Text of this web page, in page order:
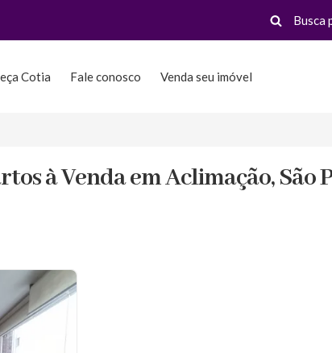
Cotia Fale conosco Venda seu imóvel
à Venda em Aclimação, São